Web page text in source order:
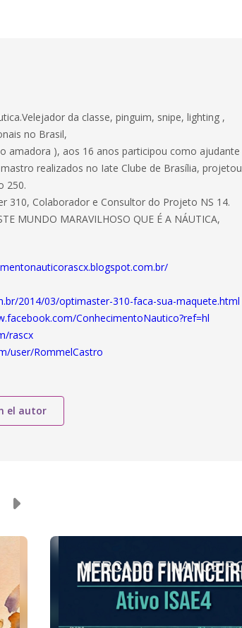
da classe, pinguim, snipe, lighting ,
no Brasil,
amadora ), aos 16 anos participou como ajudante
realizados no Iate Clube de Brasília, projetou
250.
310, Colaborador e Consultor do Projeto NS 14.
MUNDO MARAVILHOSO QUE É A NÁUTICA,
2014/03/optimaster-310-faca-sua-maquete.html
ConhecimentoNautico?ref=hl
rascx
user/RommelCastro
el autor